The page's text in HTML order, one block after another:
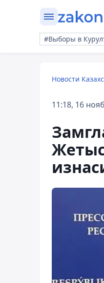
#Выборы в
Новости
11:18, 16